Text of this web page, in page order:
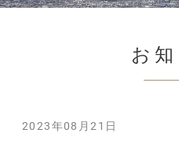
お
2023年08月21日